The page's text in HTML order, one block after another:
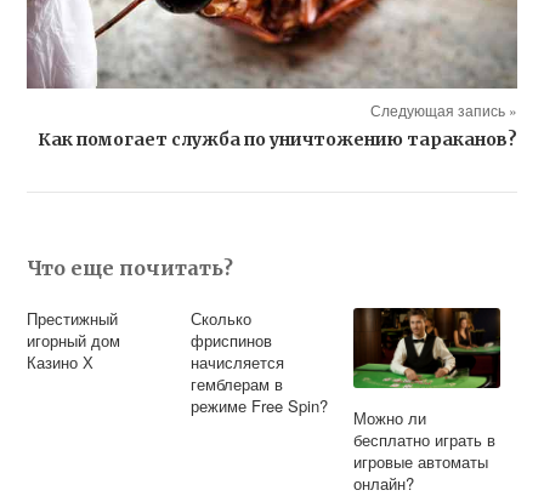
Следующая запись »
Как помогает служба по уничтожению тараканов?
Что еще почитать?
Престижный
игорный дом
Казино Х
Сколько
фриспинов
начисляется
гемблерам в
режиме Free Spin?
Можно ли
бесплатно играть в
игровые автоматы
онлайн?